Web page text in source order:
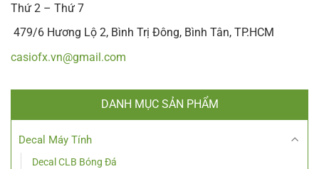
Thứ 2 – Thứ 7
479/6 Hương Lộ 2, Bình Trị Đông, Bình Tân, TP.HCM
casiofx.vn@gmail.com
DANH MỤC SẢN PHẨM
Decal Máy Tính
Decal CLB Bóng Đá